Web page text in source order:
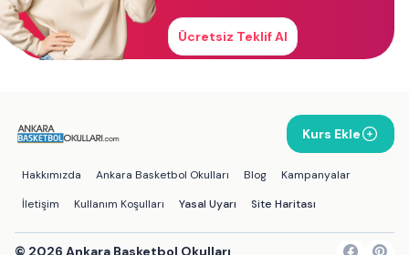
Ücretsiz Teklif Al
Kurs Ekle
Hakkımızda Ankara Basketbol Okulları Blog
Kampanyalar
İletişim
Kullanım Koşulları Yasal Uyarı Site Haritası
© 2026 Ankara Basketbol Okulları